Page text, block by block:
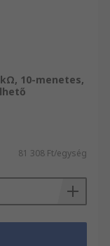
10-menetes,
81 308 Ft/egység